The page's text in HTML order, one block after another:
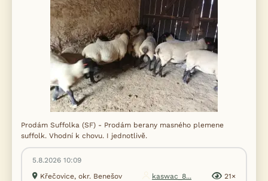
Prodám Suffolka (SF) - Prodám berany masného plemene
suffolk. Vhodní k chovu. I jednotlivě.
5.8.2026 10:09
Křečovice, okr. Benešov
kaswac_8... 21×